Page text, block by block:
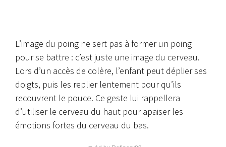
L’image du poing ne sert pas à former un poing
pour se battre : c’est juste une image du cerveau.
Lors d’un accès de colère, l’enfant peut déplier ses
doigts, puis les replier lentement pour qu’ils
recouvrent le pouce. Ce geste lui rappellera
d’utiliser le cerveau du haut pour apaiser les
émotions fortes du cerveau du bas.